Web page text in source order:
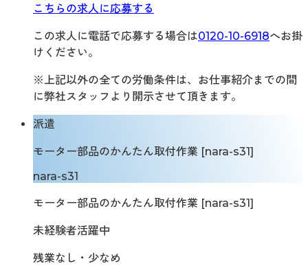
こちらの求人に応募する
この求人に電話で応募する場合は0120-10-6918へお掛
けください。
※上記以外の全ての労働条件は、お仕事紹介までの間
に弊社スタッフより開示させて頂きます。
派遣
モーター部品のかんたん取付作業 [nara-s31]
nara-s31
モーター部品のかんたん取付作業 [nara-s31]
未経験者活躍中
残業なし・少なめ